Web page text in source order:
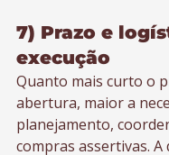
7) Prazo e
execução
Quanto mais curto o
abertura, maior a
planejamento,
compras assertivas. A